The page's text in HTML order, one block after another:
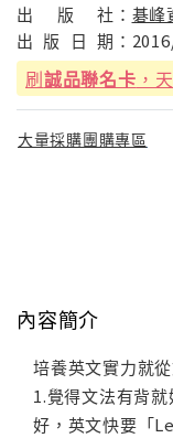
出
版 社： 碁峰
出 版 日 期：
刷誠品聯名卡 ，
大量採購團購專區
內容簡介
培養英文實力就
1.覺得文法有背
好，英文快要「